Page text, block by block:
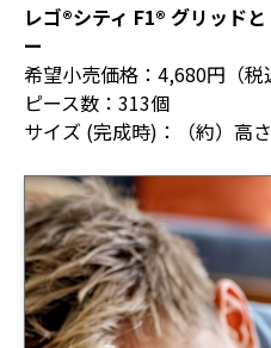
レゴ®シティ F1® グリッド
ー
希望小売価格：4,680円（税
ピース数：313個
サイズ (完成時)：（約）高